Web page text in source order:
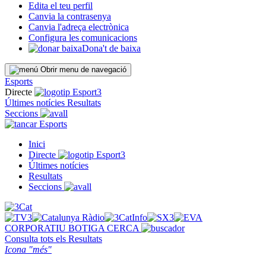
Edita el teu perfil
Canvia la contrasenya
Canvia l'adreça electrònica
Configura les comunicacions
Dona't de baixa
Obrir menu de navegació
Esports
Directe
Últimes notícies Resultats
Seccions
Esports
Inici
Directe
Últimes notícies
Resultats
Seccions
CORPORATIU BOTIGA CERCA
Consulta tots els Resultats
Icona "més"